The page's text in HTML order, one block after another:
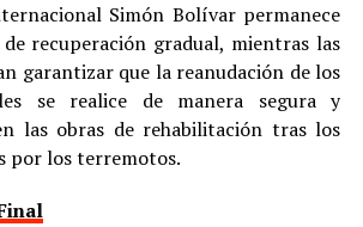
Simón Bolívar permanece
recuperación gradual, mientras las
garantizar que la reanudación de los
se realice de manera segura y
las obras de rehabilitación tras los
por los terremotos.